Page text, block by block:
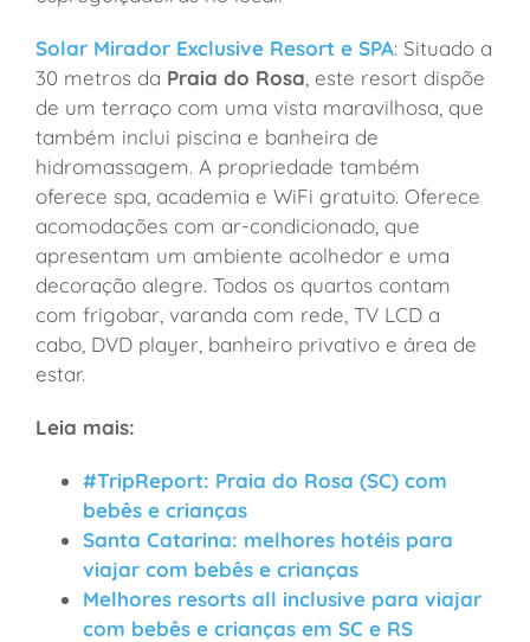
Solar Mirador Exclusive Resort e SPA: Situado a
30 metros da Praia do Rosa , este resort dispõe
de um terraço com uma vista maravilhosa, que
também inclui piscina e banheira de
hidromassagem. A propriedade também
oferece spa, academia e WiFi gratuito. Oferece
acomodações com ar-condicionado, que
apresentam um ambiente acolhedor e uma
decoração alegre. Todos os quartos contam
com frigobar, varanda com rede, TV LCD a
cabo, DVD player, banheiro privativo e área de
estar.
Leia mais:
#TripReport: Praia do Rosa (SC) com
bebês e crianças
Santa Catarina: melhores hotéis para
viajar com bebês e crianças
Melhores resorts all inclusive para viajar
com bebês e crianças em SC e RS